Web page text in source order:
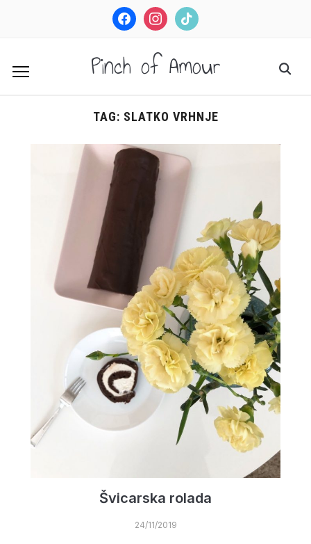
facebookinstagramtiktok
Pinch of Amour
TAG: SLATKO VRHNJE
Švicarska rolada
24/11/2019